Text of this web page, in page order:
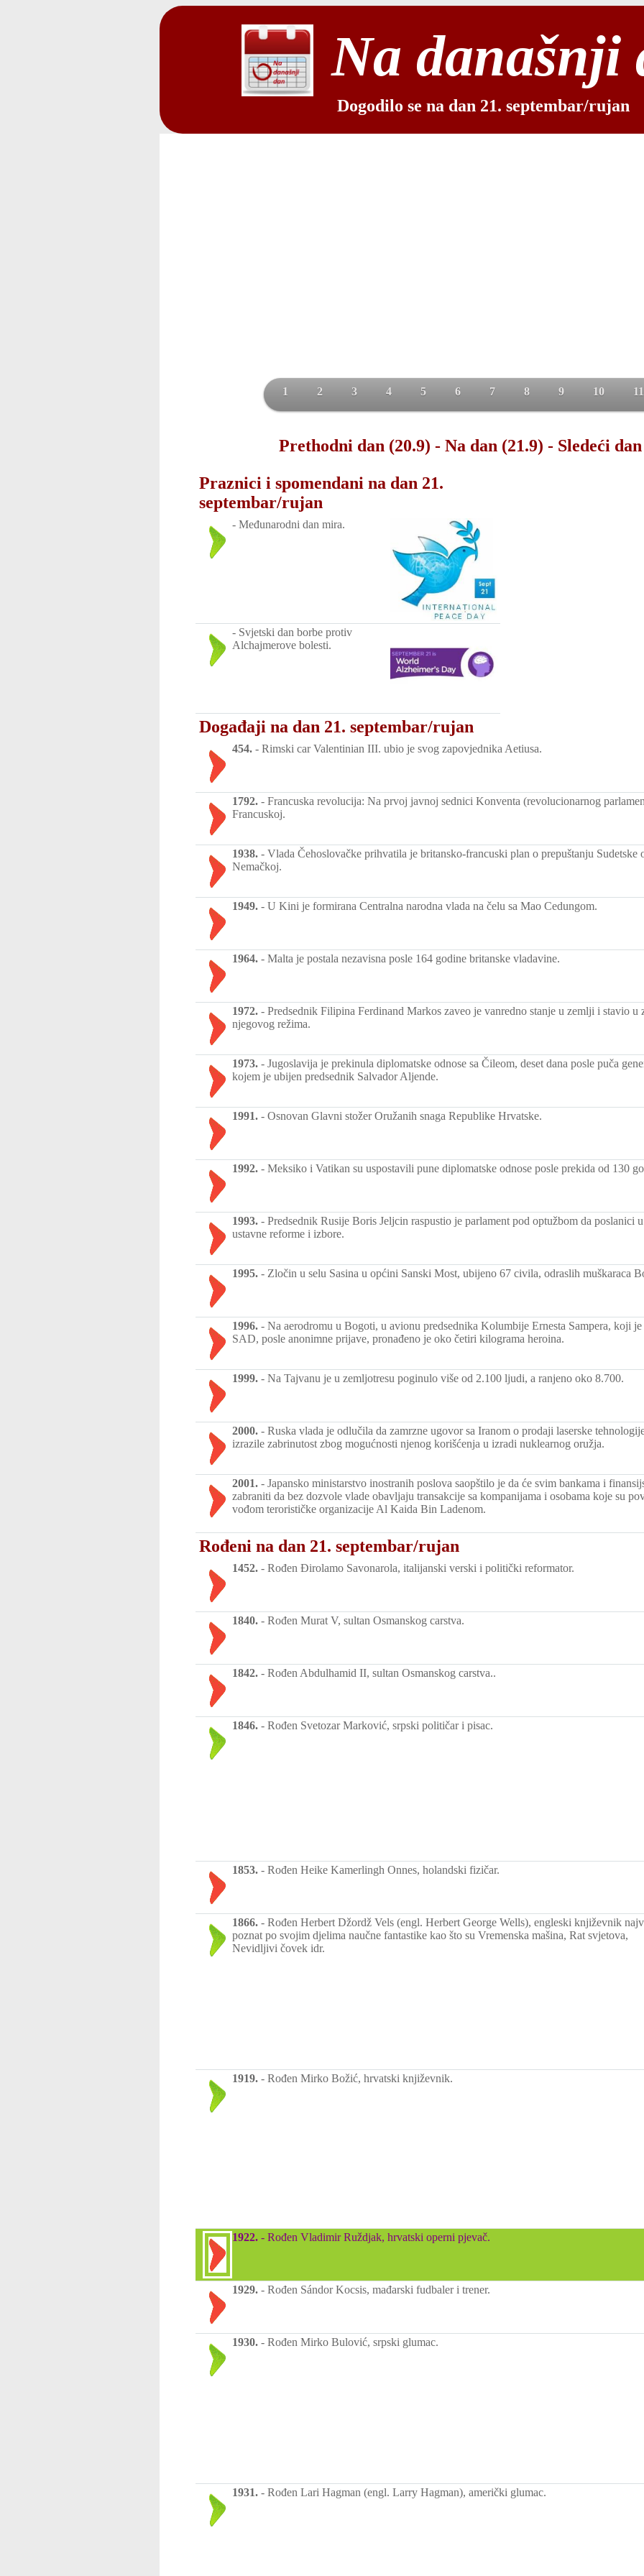
Na današnji
Dogodilo se na dan 21. septembar/rujan
1 2 3 4 5 6 7 8 9 10 11
Prethodni dan (20.9) - Na dan (21.9) - Sledeći
Praznici i spomendani na dan 21.
septembar/rujan
- Međunarodni dan mira.
- Svjetski dan borbe protiv
Alchajmerove bolesti.
Događaji na dan 21. septembar/rujan
454. - Rimski car Valentinian III. ubio je svog zapovjednika Aetiusa.
1792. - Francuska revolucija: Na prvoj javnoj sednici Konventa (revolucionarnog
Francuskoj.
1938. - Vlada Čehoslovačke prihvatila je britansko-francuski plan o prepuštanju Sudetske
Nemačkoj.
1949. - U Kini je formirana Centralna narodna vlada na čelu sa Mao Cedungom.
1964. - Malta je postala nezavisna posle 164 godine britanske vladavine.
1972. - Predsednik Filipina Ferdinand Markos zaveo je vanredno stanje u zemlji i stavio
njegovog režima.
1973. - Jugoslavija je prekinula diplomatske odnose sa Čileom, deset dana posle puča
kojem je ubijen predsednik Salvador Aljende.
1991. - Osnovan Glavni stožer Oružanih snaga Republike Hrvatske.
1992. - Meksiko i Vatikan su uspostavili pune diplomatske odnose posle prekida od 130
1993. - Predsednik Rusije Boris Jeljcin raspustio je parlament pod optužbom da poslanici
ustavne reforme i izbore.
1995. - Zločin u selu Sasina u općini Sanski Most, ubijeno 67 civila, odraslih muškaraca
1996. - Na aerodromu u Bogoti, u avionu predsednika Kolumbije Ernesta Sampera, koji
SAD, posle anonimne prijave, pronađeno je oko četiri kilograma heroina.
1999. - Na Tajvanu je u zemljotresu poginulo više od 2.100 ljudi, a ranjeno oko 8.700.
2000. - Ruska vlada je odlučila da zamrzne ugovor sa Iranom o prodaji laserske
izrazile zabrinutost zbog mogućnosti njenog korišćenja u izradi nuklearnog oružja.
2001. - Japansko ministarstvo inostranih poslova saopštilo je da će svim bankama i
zabraniti da bez dozvole vlade obavljaju transakcije sa kompanijama i osobama koje su
vođom terorističke organizacije Al Kaida Bin Ladenom.
Rođeni na dan 21. septembar/rujan
1452. - Rođen Đirolamo Savonarola, italijanski verski i politički reformator.
1840. - Rođen Murat V, sultan Osmanskog carstva.
1842. - Rođen Abdulhamid II, sultan Osmanskog carstva..
1846. - Rođen Svetozar Marković, srpski političar i pisac.
1853. - Rođen Heike Kamerlingh Onnes, holandski fizičar.
1866. - Rođen Herbert Džordž Vels (engl. Herbert George Wells), engleski književnik
poznat po svojim djelima naučne fantastike kao što su Vremenska mašina, Rat svjetova,
Nevidljivi čovek idr.
1919. - Rođen Mirko Božić, hrvatski književnik.
1922. - Rođen Vladimir Ruždjak, hrvatski operni pjevač.
1929. - Rođen Sándor Kocsis, mađarski fudbaler i trener.
1930. - Rođen Mirko Bulović, srpski glumac.
1931. - Rođen Lari Hagman (engl. Larry Hagman), američki glumac.